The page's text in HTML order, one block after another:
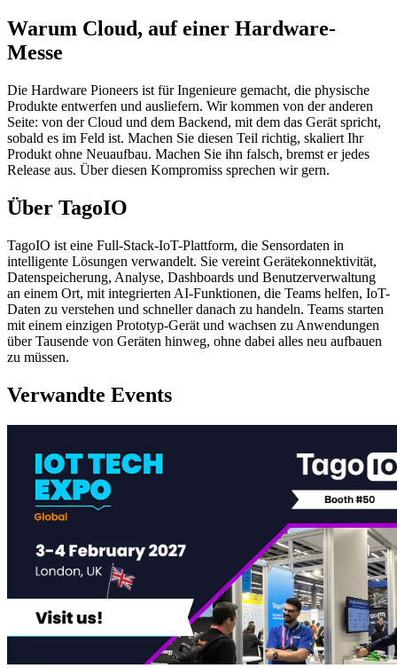
Warum Cloud, auf einer Hardware-
Messe
Die Hardware Pioneers ist für Ingenieure gemacht, die physische
Produkte entwerfen und ausliefern. Wir kommen von der anderen
Seite: von der Cloud und dem Backend, mit dem das Gerät spricht,
sobald es im Feld ist. Machen Sie diesen Teil richtig, skaliert Ihr
Produkt ohne Neuaufbau. Machen Sie ihn falsch, bremst er jedes
Release aus. Über diesen Kompromiss sprechen wir gern.
Über TagoIO
TagoIO ist eine Full-Stack-IoT-Plattform, die Sensordaten in
intelligente Lösungen verwandelt. Sie vereint Gerätekonnektivität,
Datenspeicherung, Analyse, Dashboards und Benutzerverwaltung
an einem Ort, mit integrierten AI-Funktionen, die Teams helfen, IoT-
Daten zu verstehen und schneller danach zu handeln. Teams starten
mit einem einzigen Prototyp-Gerät und wachsen zu Anwendungen
über Tausende von Geräten hinweg, ohne dabei alles neu aufbauen
zu müssen.
Verwandte Events